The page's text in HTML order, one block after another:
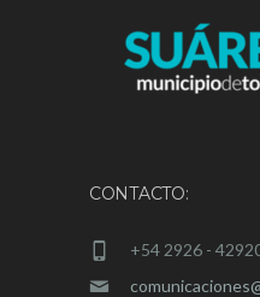
CONTACTO:
+54 2926 -